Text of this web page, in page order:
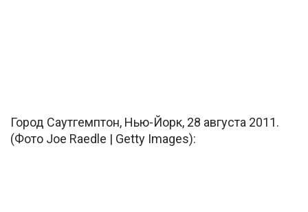
Город Саутгемптон, Нью-Йорк, 28 августа 2011.
(Фото Joe Raedle | Getty Images):